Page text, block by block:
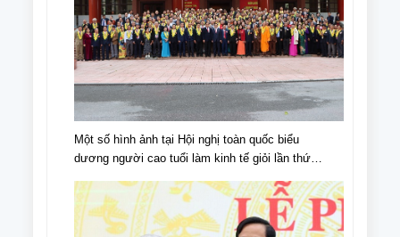
Một số hình ảnh tại Hội nghị toàn quốc biểu
dương người cao tuổi làm kinh tế giỏi lần thứ